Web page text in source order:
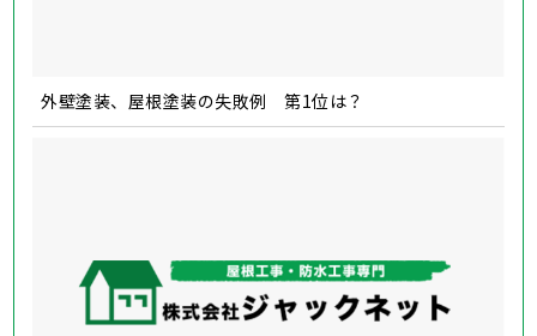
外壁塗装、屋根塗装の失敗例 第1位は？